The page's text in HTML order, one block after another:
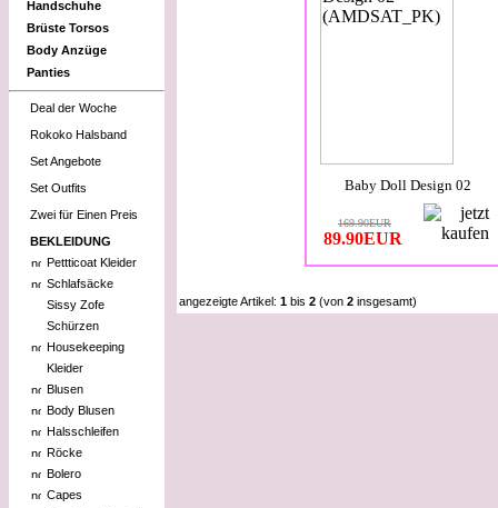
Handschuhe
Brüste Torsos
Body Anzüge
Panties
Deal der Woche
Rokoko Halsband
Set Angebote
Set Outfits
Zwei für Einen Preis
BEKLEIDUNG
Pettticoat Kleider
Schlafsäcke
Sissy Zofe
Schürzen
Housekeeping
Kleider
Blusen
Body Blusen
Halsschleifen
Röcke
Bolero
Capes
Baby Doll Design 02
169.90EUR
89.90EUR
angezeigte Artikel: 1 bis 2 (von 2 insgesamt)